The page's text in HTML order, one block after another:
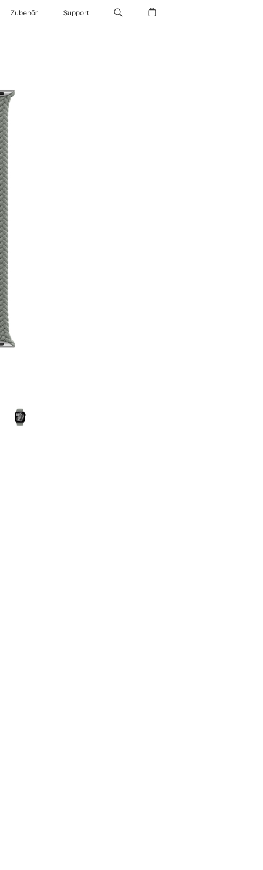
Zubehör Support